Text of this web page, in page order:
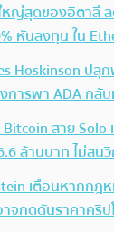
หญ่สุดของอิตาลี
หันลงทุน ใน
Hoskinson ปลุ
การพา ADA กลับ
สาย
ล้านบาท ไม่ส
เตือนหากกฎห
จกดดันราคาคริป